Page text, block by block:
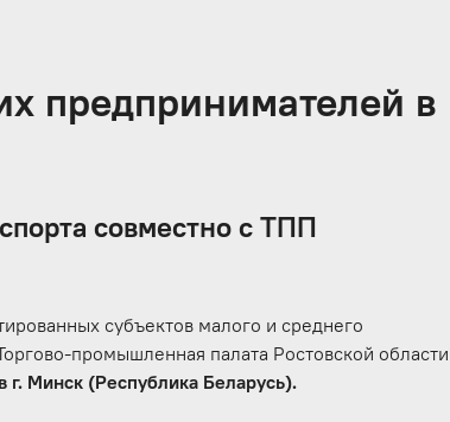
предпринимателей в
совместно с ТПП
субъектов малого и среднего
промышленная палата Ростовской
г. Минск (Республика Беларусь).